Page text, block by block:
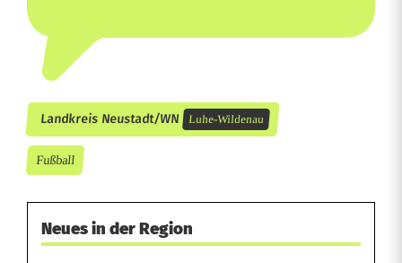
Landkreis Neustadt/WN Luhe-Wildenau
Fußball
Neues in der Region